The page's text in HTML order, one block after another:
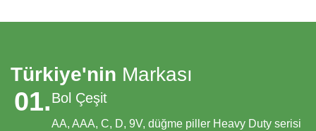
Türkiye'nin Markası
01.Bol Çeşit
AA, AAA, C, D, 9V, düğme piller Heavy Duty serisi